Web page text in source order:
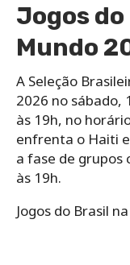
Jogos do
Mundo
A Seleção
2026 no sábado,
às 19h, no
enfrenta o Haiti
a fase de grupos
às 19h.
Jogos do Brasil